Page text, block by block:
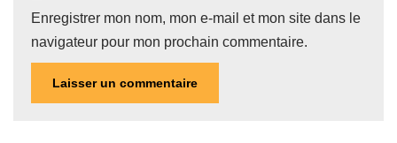
Enregistrer mon nom, mon e-mail et mon site dans le
navigateur pour mon prochain commentaire.